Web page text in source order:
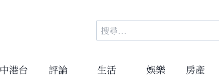
搜
尋
鍵
中港台 評論 生活 娛樂 房產